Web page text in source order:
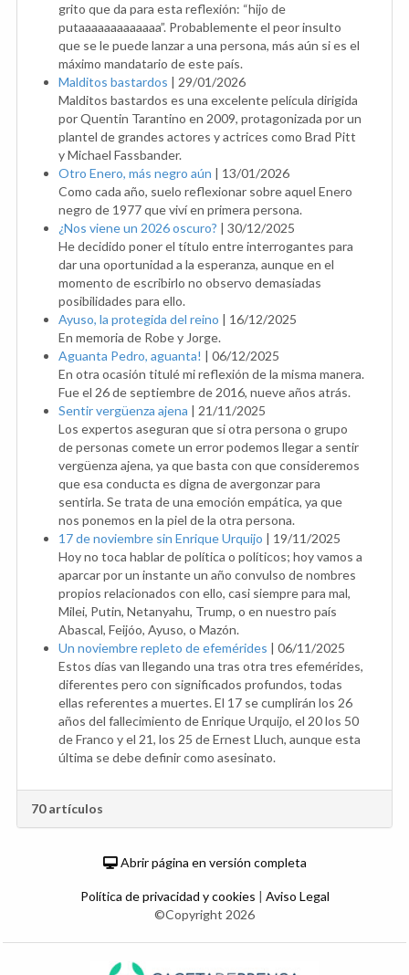
grito que da para esta reflexión: “hijo de
putaaaaaaaaaaaaa”. Probablemente el peor insulto
que se le puede lanzar a una persona, más aún si es el
máximo mandatario de este país.
Malditos bastardos | 29/01/2026
Malditos bastardos es una excelente película dirigida
por Quentin Tarantino en 2009, protagonizada por un
plantel de grandes actores y actrices como Brad Pitt
y Michael Fassbander.
Otro Enero, más negro aún | 13/01/2026
Como cada año, suelo reflexionar sobre aquel Enero
negro de 1977 que viví en primera persona.
¿Nos viene un 2026 oscuro? | 30/12/2025
He decidido poner el título entre interrogantes para
dar una oportunidad a la esperanza, aunque en el
momento de escribirlo no observo demasiadas
posibilidades para ello.
Ayuso, la protegida del reino | 16/12/2025
En memoria de Robe y Jorge.
Aguanta Pedro, aguanta! | 06/12/2025
En otra ocasión titulé mi reflexión de la misma manera.
Fue el 26 de septiembre de 2016, nueve años atrás.
Sentir vergüenza ajena | 21/11/2025
Los expertos aseguran que si otra persona o grupo
de personas comete un error podemos llegar a sentir
vergüenza ajena, ya que basta con que consideremos
que esa conducta es digna de avergonzar para
sentirla. Se trata de una emoción empática, ya que
nos ponemos en la piel de la otra persona.
17 de noviembre sin Enrique Urquijo | 19/11/2025
Hoy no toca hablar de política o políticos; hoy vamos a
aparcar por un instante un año convulso de nombres
propios relacionados con ello, casi siempre para mal,
Milei, Putin, Netanyahu, Trump, o en nuestro país
Abascal, Feijóo, Ayuso, o Mazón.
Un noviembre repleto de efemérides | 06/11/2025
Estos días van llegando una tras otra tres efemérides,
diferentes pero con significados profundos, todas
ellas referentes a muertes. El 17 se cumplirán los 26
años del fallecimiento de Enrique Urquijo, el 20 los 50
de Franco y el 21, los 25 de Ernest Lluch, aunque esta
última se debe definir como asesinato.
70 artículos
Abrir página en versión completa
Política de privacidad y cookies | Aviso Legal
©Copyright 2026